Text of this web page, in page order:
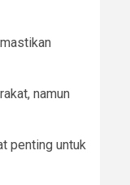
namun
penting untuk